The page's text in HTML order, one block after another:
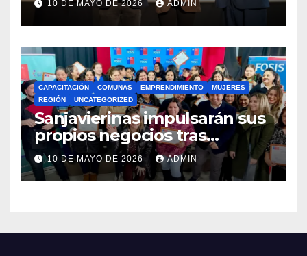
Preuniversitario Brotes 2026
10 DE MAYO DE 2026 ADMIN
CAPACITACIÓN COMUNAS EMPRENDIMIENTO
MUJERES
REGIÓN
UNCATEGORIZED
Sanjavierinas impulsarán sus
propios negocios tras
capacitarse junto al FOSIS
10 DE MAYO DE 2026 ADMIN